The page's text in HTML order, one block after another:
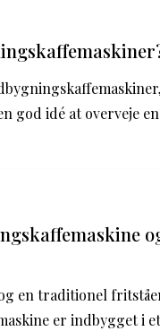
idé at overveje
en traditionel
er indbygget i